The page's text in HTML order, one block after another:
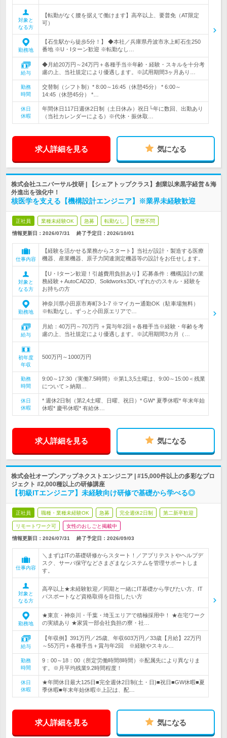
対象と
なる方
【転勤がなく腰を据えて働けます】高卒以上、要普免（AT限定
可）
勤務地
【石生駅から徒歩5分！】 ◆本社／兵庫県丹波市氷上町石生250
番地 ※U・Iターン歓迎 ※転勤なし…
給与
◆月給20万円～24万円＋各種手当※年齢・経験・スキルを十分考
慮の上、当社規定により優遇します。※試用期間3ヶ月あり…
勤務
時間
交替制（シフト制）* 8:00～16:45（休憩45分） * 6:00～
14:45（休憩45分） *…
休日
休暇
年間休日117日週休2日制（土日休み）祝日└年に数回、出勤あり
（当社カレンダーによる）※代休・振休取…
求人詳細を見る 気になる
株式会社ユニバーサル技研 | 【シェアトップクラス】創業以来黒字経営＆海
外進出を強化中！
核医学を支える【機構設計エンジニア】※業界未経験歓迎
正社員 業種未経験OK 急募 転勤なし 学歴不問
情報更新日：2026/07/31 終了予定日： 2026/10/01
仕事内容
【経験を活かせる業務からスタート】当社が設計・製造する医療
機器、産業機器、原子力関連測定機器等の設計をお任せします。
対象と
なる方
【U・Iターン歓迎！引越費用負担あり】応募条件：機構設計の業
務経験＋AutoCAD2D、Solidworks3Dいずれかのスキル・経験を
お持ちの方
勤務地
神奈川県小田原市寿町3-1-7 ※マイカー通勤OK（駐車場無料）
※転勤なし。ずっと小田原エリアで…
給与
月給：40万円～70万円 ＋賞与年2回＋各種手当※経験・年齢を考
慮の上、当社規定により優遇します。※試用期間3カ月（…
初年度
年収
500万円～1000万円
勤務
時間
9:00～17:30（実働7.5時間）※第1,3,5土曜は、9:00～15:00＜残業
について＞納期…
休日
休暇
* 週休2日制（第2,4土曜、日曜、祝日）* GW* 夏季休暇* 年末年始
休暇* 慶弔休暇* 有給休…
求人詳細を見る 気になる
株式会社オープンアップネクストエンジニア | #15,000件以上の多彩なプロ
ジェクト #2,000種以上の研修講座
【初級ITエンジニア】未経験向け研修で基礎から学べる◎
正社員 職種・業種未経験OK 急募 完全週休2日制 第二新卒歓迎
リモートワーク可 女性のおしごと掲載中
情報更新日：2026/07/31 終了予定日： 2026/09/03
仕事内容
＼まずはITの基礎研修からスタート！／アプリテストやヘルプデ
スク、サーバ保守などさまざまなシステムを管理サポートしま
す。
対象と
なる方
高卒以上★未経験歓迎／同期と一緒にIT基礎から学びたい方、IT
パスポートなど資格取得を目指したい方
勤務地
★東京・神奈川・千葉・埼玉エリアで積極採用中！ ★在宅ワーク
の実績あり ★家賃一部会社負担の寮・社…
給与
【年収例】391万円／25歳、年収603万円／33歳【月給】22万円
～55万円＋各種手当＋賞与年2回 ※経験やスキル…
勤務
時間
9：00～18：00（所定労働時間8時間）※配属先により異なりま
す。※月平均残業9.2時間程度！
休日
休暇
★年間休日最大125日■完全週休2日制(土・日)■祝日■GW休暇■夏
季休暇■年末年始休暇※上記は、配…
求人詳細を見る 気になる